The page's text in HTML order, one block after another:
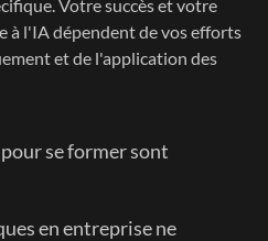
Votre succès et votre
à l'IA dépendent de vos efforts
et de l'application des
se former sont
en entreprise ne